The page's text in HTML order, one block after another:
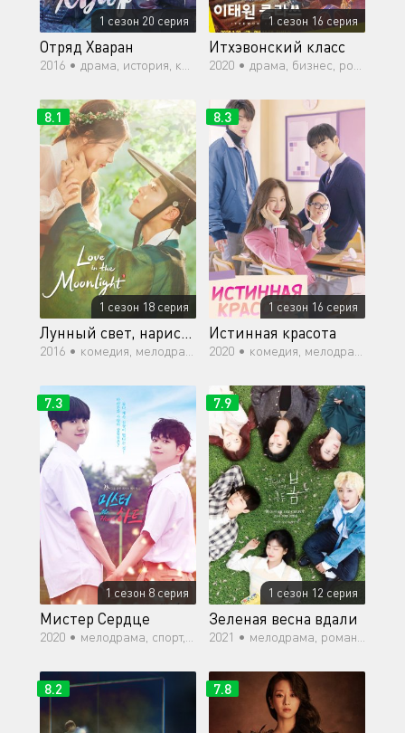
1 сезон 20 серия
Отряд Хваран
2016 • драма, история, комедия, мелодрама, боевик, романтика
1 сезон 16 серия
Итхэвонский класс
2020 • драма, бизнес, романтика, повседневность
1 сезон 18 серия
Лунный свет, нарисованный облаками
2016 • комедия, мелодрама, история, романтика, драма
8.1
1 сезон 16 серия
Истинная красота
2020 • комедия, мелодрама, романтика, молодость, драма
8.3
1 сезон 8 серия
Мистер Сердце
2020 • мелодрама, спорт, романтика, молодость
7.3
1 сезон 12 серия
Зеленая весна вдали
2021 • мелодрама, романтика, повседневность, молодость
7.9
8.2 7.8